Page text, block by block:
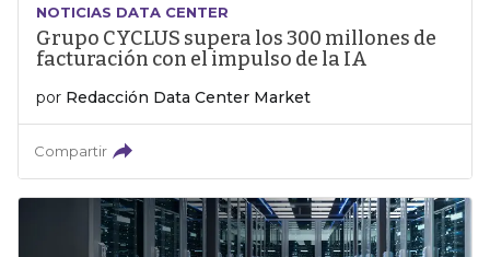
NOTICIAS DATA CENTER
Grupo CYCLUS supera los 300 millones de
facturación con el impulso de la IA
por Redacción Data Center Market
Compartir